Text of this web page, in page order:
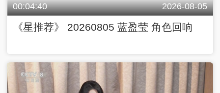
00:04:40 2026-08-05
《星推荐》 20260805 蓝盈莹 角色回响